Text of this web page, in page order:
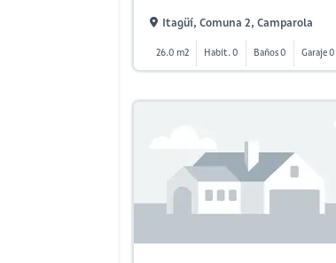
Itagüí, Comuna 2, Camparola
26.0 m2 Habit. 0 Baños 0 Garaje 0